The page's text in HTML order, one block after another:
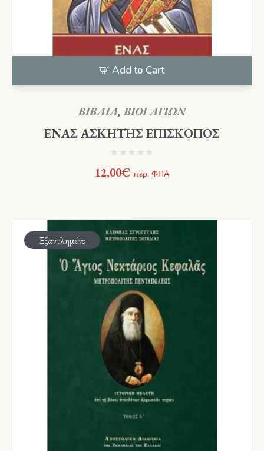
Add to Cart
ΒΙΒΛΙΑ,ΒΙΟΙ ΑΓΙΩΝ
ΕΝΑΣ ΑΣΚΗΤΗΣ ΕΠΙΣΚΟΠΟΣ
12,00€ περ. ΦΠΑ
Εξαντλημένο